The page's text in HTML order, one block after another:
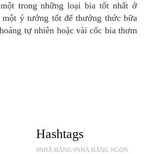
trong những loại bia tốt nhất ở
ý tưởng tốt để thưởng thức bữa
tự nhiên hoặc vài cốc bia thơm
Hashtags
#NHÀ HÀNG #NHÀ HÀNG NGON